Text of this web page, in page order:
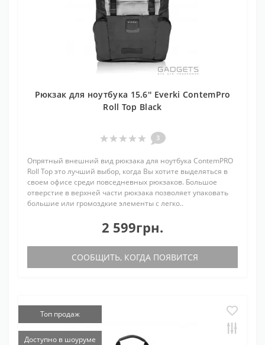
Рюкзак для ноутбука 15.6'' Everki ContemPro
Roll Top Black
3
Опрятный внешний вид рюкзака для ноутбука ContemPRO
Roll Top это лучший выбор, когда Вы хотите выделяться в
своем офисе среди повседневных рюкзаков. Большое
отверстие в верхней части рюкзака позволяет упаковать
большие или громоздкие элементы с легко..
2 599грн.
СООБЩИТЬ, КОГДА ПОЯВИТСЯ
Топ продаж
Доступно в шоуруме